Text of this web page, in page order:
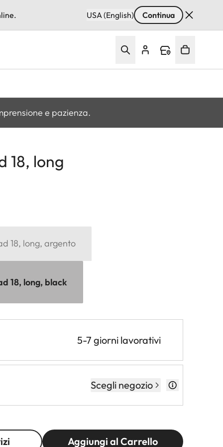
USA (English) Continua
e pazienza.
18, long
18, long, argento
18, long, black
5-7 giorni lavorativi
Scegli negozio
Aggiungi al Carrello